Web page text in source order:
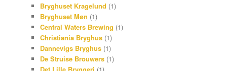
Bryghuset Kragelund (1)
Bryghuset Møn (1)
Central Waters Brewing (1)
Christiania Bryghus (1)
Dannevigs Bryghus (1)
De Struise Brouwers (1)